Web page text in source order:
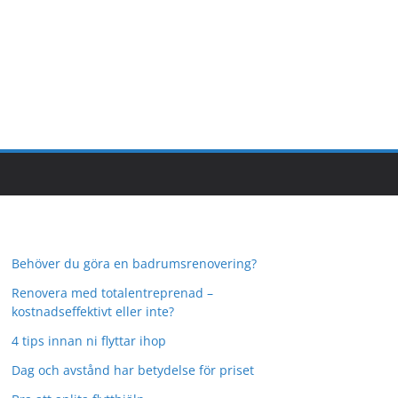
Behöver du göra en badrumsrenovering?
Renovera med totalentreprenad –
kostnadseffektivt eller inte?
4 tips innan ni flyttar ihop
Dag och avstånd har betydelse för priset